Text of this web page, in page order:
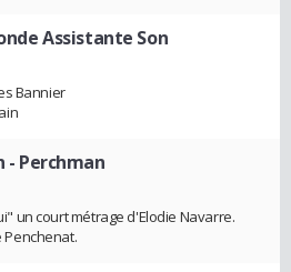
Assistante Son
Bannier
- Perchman
un court métrage d'Elodie Navarre.
Penchenat.